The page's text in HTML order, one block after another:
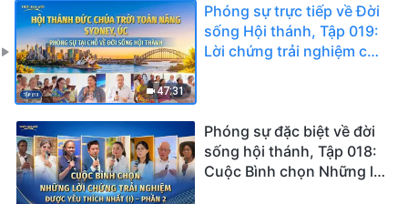
47:31
Phóng sự trực tiếp về Đời
sống Hội thánh, Tập 019:
Lời chứng trải nghiệm của
và trắc trở
Phóng sự đặc biệt về đời
sống hội thánh, Tập 018:
Cuộc Bình chọn Những lời